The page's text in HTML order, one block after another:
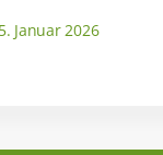
Januar 2026